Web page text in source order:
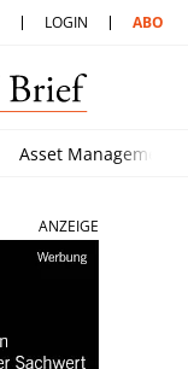
LOGIN ABO
Asset Management
ANZEIGE